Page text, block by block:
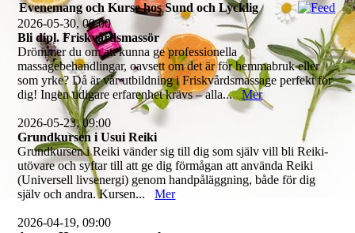
Evenemang och Kurse hos Sund och Lycklig
2026-05-30, 09:00
Bli dipl. Friskvårdsmassör
Drömmer du om att kunna ge professionella
massagebehandlingar, oavsett om det är för hemmabruk eller
som yrke? Då är vår utbildning i Friskvårdsmassage perfekt för
dig! Ingen tidigare erfarenhet krävs – alla...Mer
2026-05-23, 09:00
Grundkursen i Usui Reiki
Grundkursen i Reiki vänder sig till dig som själv vill bli Reiki-
utövare och syftar till att ge dig förmågan att använda Reiki
(Universell livsenergi) genom handpåläggning, både för dig
själv och andra. Kursen...Mer
2026-04-19, 09:00